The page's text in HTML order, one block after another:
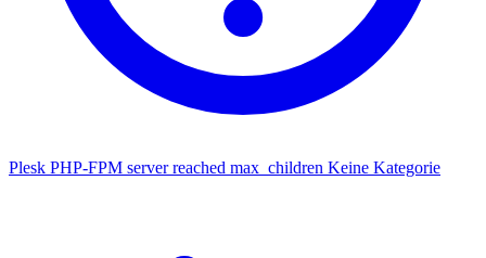
Plesk PHP-FPM server reached max_children Keine Kategorie